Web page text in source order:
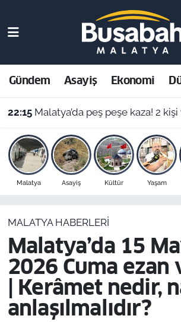
Gündem Asayiş Ekonomi
22:15 Malatya’da peş peşe kaza! 2 kişi
Malatya Asayiş Kültür Yaşam
MALATYA HABERLERI
Malatya’da 15
2026 Cuma
| Kerâmet nedir,
anlaşılmalıdır?
Asayiş
Ekonomi
Dünya
Bölge
Resmi İlanlar
Malatya Nöbetçi Eczaneler
Malatya Hava Durumu
Malatya Namaz Vakitleri
Malatya Trafik Yoğunluk
Süper Lig Puan Durumu ve
Son Dakika Haberleri
Haber Arşivi